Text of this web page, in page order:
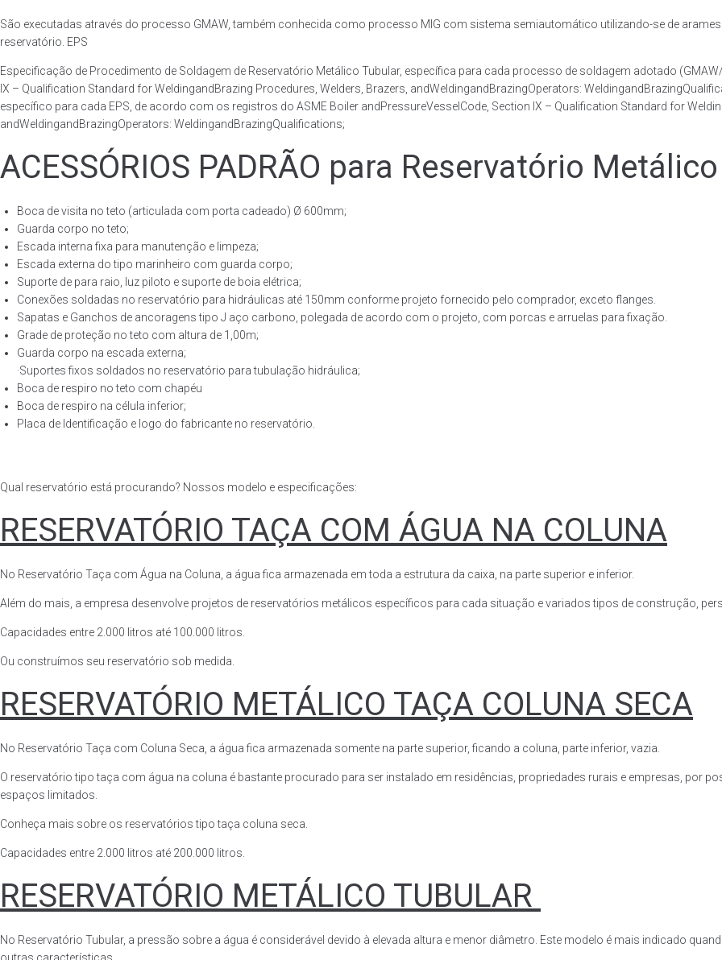
São executadas através do processo GMAW, também conhecida como processo MIG com sistema semiautomático utilizando-se de
reservatório. EPS
Especificação de Procedimento de Soldagem de Reservatório Metálico Tubular, específica para cada processo de soldagem adotado
IX – Qualification Standard for WeldingandBrazing Procedures, Welders, Brazers, andWeldingandBrazingOperators:
específico para cada EPS, de acordo com os registros do ASME Boiler andPressureVesselCode, Section IX – Qualification Standard for
andWeldingandBrazingOperators: WeldingandBrazingQualifications;
ACESSÓRIOS PADRÃO para Reservatório
Boca de visita no teto (articulada com porta cadeado) Ø 600mm;
Guarda corpo no teto;
Escada interna fixa para manutenção e limpeza;
Escada externa do tipo marinheiro com guarda corpo;
Suporte de para raio, luz piloto e suporte de boia elétrica;
Conexões soldadas no reservatório para hidráulicas até 150mm conforme projeto fornecido pelo comprador, exceto flanges.
Sapatas e Ganchos de ancoragens tipo J aço carbono, polegada de acordo com o projeto, com porcas e arruelas para fixação.
Grade de proteção no teto com altura de 1,00m;
Guarda corpo na escada externa;
·Suportes fixos soldados no reservatório para tubulação hidráulica;
Boca de respiro no teto com chapéu
Boca de respiro na célula inferior;
Placa de Identificação e logo do fabricante no reservatório.
Qual reservatório está procurando? Nossos modelo e especificações:
RESERVATÓRIO TAÇA COM ÁGUA NA COLUNA
No Reservatório Taça com Água na Coluna, a água fica armazenada em toda a estrutura da caixa, na parte superior e inferior.
Além do mais, a empresa desenvolve projetos de reservatórios metálicos específicos para cada situação e variados tipos de construção,
Capacidades entre 2.000 litros até 100.000 litros.
Ou construímos seu reservatório sob medida.
RESERVATÓRIO METÁLICO TAÇA COLUNA SECA
No Reservatório Taça com Coluna Seca, a água fica armazenada somente na parte superior, ficando a coluna, parte inferior, vazia.
O reservatório tipo taça com água na coluna é bastante procurado para ser instalado em residências, propriedades rurais e empresas, por
espaços limitados.
Conheça mais sobre os reservatórios tipo taça coluna seca.
Capacidades entre 2.000 litros até 200.000 litros.
RESERVATÓRIO METÁLICO TUBULAR
No Reservatório Tubular, a pressão sobre a água é considerável devido à elevada altura e menor diâmetro. Este modelo é mais indicado